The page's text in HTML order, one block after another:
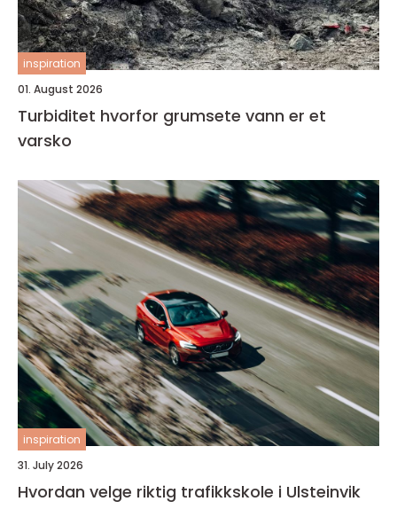
inspiration
01. August 2026
Turbiditet hvorfor grumsete vann er et
varsko
inspiration
31. July 2026
Hvordan velge riktig trafikkskole i Ulsteinvik